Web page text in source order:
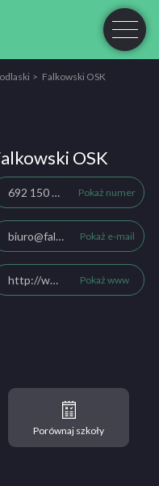
Falkowski OSK
OSK
692 150 604 Pokaż numer
biuro@falkowski-team.pl Pokaż e-mail
http://www.falkowski-team.pl Pokaż www
Porównaj szkoły